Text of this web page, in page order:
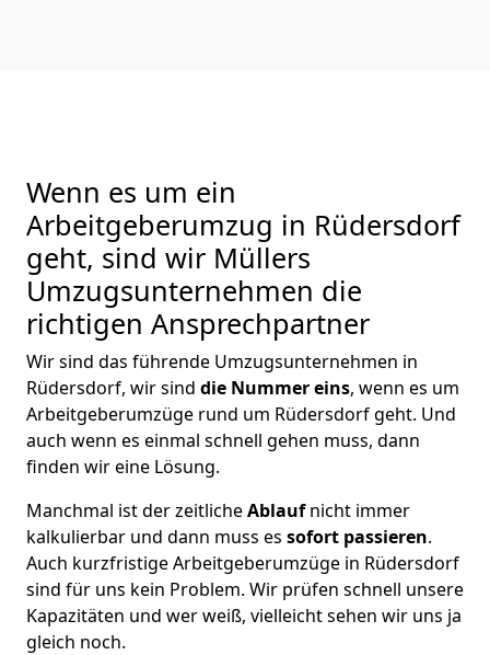
Wenn es um ein
Arbeitgeberumzug in Rüdersdorf
geht, sind wir Müllers
Umzugsunternehmen die
richtigen Ansprechpartner
Wir sind das führende Umzugsunternehmen in
Rüdersdorf, wir sind die Nummer eins, wenn es um
Arbeitgeberumzüge rund um Rüdersdorf geht. Und
auch wenn es einmal schnell gehen muss, dann
finden wir eine Lösung.
Manchmal ist der zeitlicheAblaufnicht immer
kalkulierbar und dann muss es sofort passieren.
Auch kurzfristige Arbeitgeberumzüge in Rüdersdorf
sind für uns kein Problem. Wir prüfen schnell unsere
Kapazitäten und wer weiß, vielleicht sehen wir uns ja
gleich noch.